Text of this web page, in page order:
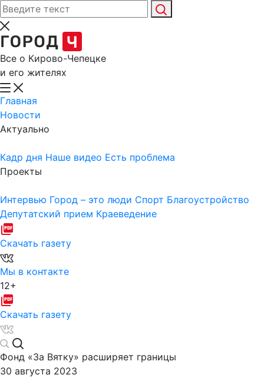
Все о Кирово-Чепецке
и его жителях
Главная
Новости
Актуально
Кадр дня Наше видео Есть проблема
Проекты
Интервью Город – это люди Спорт Благоустройство
Депутатский прием Краеведение
Скачать газету
Мы в контакте
12+
Скачать газету
Фонд «За Вятку» расширяет границы
30 августа 2023